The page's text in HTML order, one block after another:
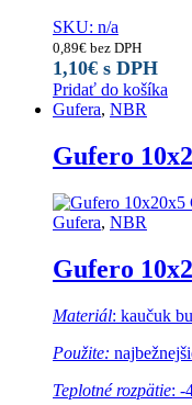
SKU: n/a
0,89€ bez DPH
1,10€ s DPH
Pridať do košíka
Gufera, NBR
Gufero
Gufera, NBR
Gufero
Materiál: kaučuk
Použite:
Teplotné rozpätie: -